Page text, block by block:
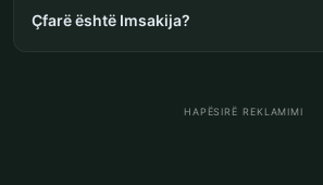
Çfarë është Imsakija?
HAPËSIRË REKLAMIMI